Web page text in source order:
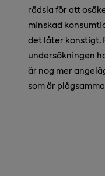
rädsla för att
minskad
det låter konstigt.
undersökningen
är nog mer
som är